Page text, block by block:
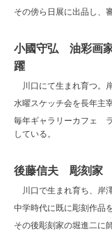
その傍ら日展に出品し、
小國守弘 油彩画
躍
川口にて生まれ育つ。
水曜スケッチ会を長年主
毎年ギャラリーカフェ
している。
後藤信夫 彫刻家
川口で生まれ育ち、岸
中学時代に既に彫刻作品
その後彫刻家の堀進二に